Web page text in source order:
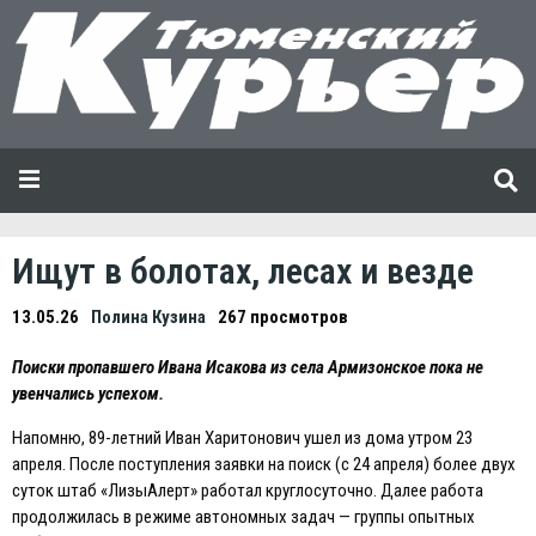
Ищут в болотах, лесах и везде
13.05.26 Полина Кузина 267 просмотров
Поиски пропавшего Ивана Исакова из села Армизонское пока не
увенчались успехом.
Напомню, 89-летний Иван Харитонович ушел из дома утром 23
апреля. После поступления заявки на поиск (с 24 апреля) более двух
суток штаб «ЛизыАлерт» работал круглосуточно. Далее работа
продолжилась в режиме автономных задач — группы опытных